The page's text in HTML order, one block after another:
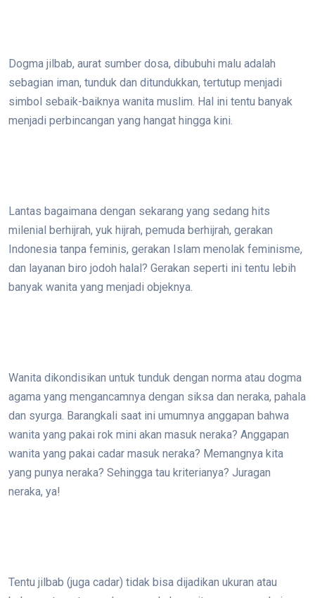
Dogma jilbab, aurat sumber dosa, dibubuhi malu adalah
sebagian iman, tunduk dan ditundukkan, tertutup menjadi
simbol sebaik-baiknya wanita muslim. Hal ini tentu banyak
menjadi perbincangan yang hangat hingga kini.
Lantas bagaimana dengan sekarang yang sedang hits
milenial berhijrah, yuk hijrah, pemuda berhijrah, gerakan
Indonesia tanpa feminis, gerakan Islam menolak feminisme,
dan layanan biro jodoh halal? Gerakan seperti ini tentu lebih
banyak wanita yang menjadi objeknya.
Wanita dikondisikan untuk tunduk dengan norma atau dogma
agama yang mengancamnya dengan siksa dan neraka, pahala
dan syurga. Barangkali saat ini umumnya anggapan bahwa
wanita yang pakai rok mini akan masuk neraka? Anggapan
wanita yang pakai cadar masuk neraka? Memangnya kita
yang punya neraka? Sehingga tau kriterianya? Juragan
neraka, ya!
Tentu jilbab (juga cadar) tidak bisa dijadikan ukuran atau